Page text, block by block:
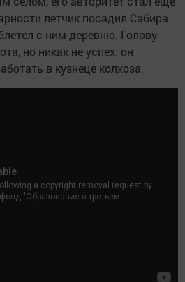
летчик посадил Сабира
с ним деревню. Голову
но никак не успех: он
в кузнеце колхоза.